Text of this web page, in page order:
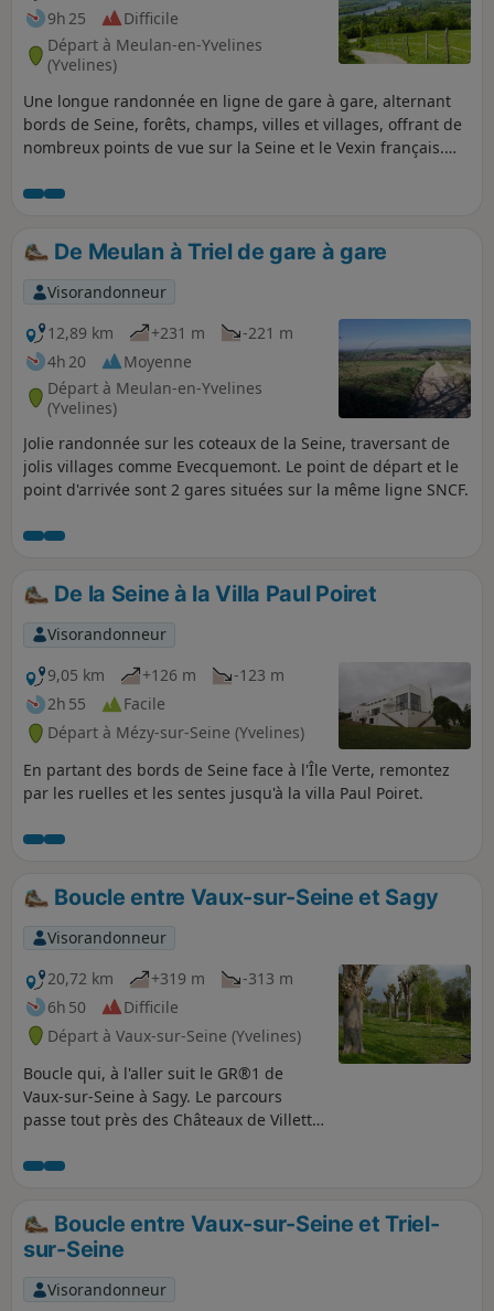
9h 25
Difficile
Départ à Meulan-en-Yvelines
(Yvelines)
Une longue randonnée en ligne de gare à gare, alternant
bords de Seine, forêts, champs, villes et villages, offrant de
nombreux points de vue sur la Seine et le Vexin français.
également que de lourds combats se sont déroulés dans la
De Meulan à Triel de gare à gare
Visorandonneur
12,89 km
+231 m
-221 m
4h 20
Moyenne
Départ à Meulan-en-Yvelines
(Yvelines)
Jolie randonnée sur les coteaux de la Seine, traversant de
jolis villages comme Evecquemont. Le point de départ et le
point d'arrivée sont 2 gares situées sur la même ligne SNCF.
De la Seine à la Villa Paul Poiret
Visorandonneur
9,05 km
+126 m
-123 m
2h 55
Facile
Départ à Mézy-sur-Seine (Yvelines)
En partant des bords de Seine face à l'Île Verte, remontez
par les ruelles et les sentes jusqu'à la villa Paul Poiret.
Boucle entre Vaux-sur-Seine et Sagy
Visorandonneur
20,72 km
+319 m
-313 m
6h 50
Difficile
Départ à Vaux-sur-Seine (Yvelines)
Boucle qui, à l'aller suit le GR®1 de
Vaux-sur-Seine à Sagy. Le parcours
passe tout près des Châteaux de Villette
on longe, sur quelques centaines de
Boucle entre Vaux-sur-Seine et Triel-
sur-Seine
Visorandonneur